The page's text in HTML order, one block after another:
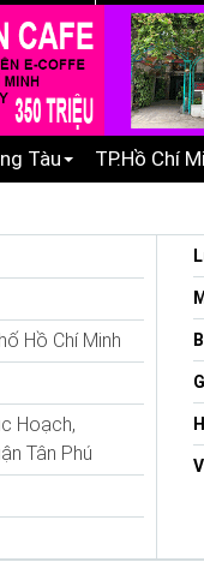
Tàu TP.Hồ Chí
Hồ Chí Minh
Hoạch,
Tân Phú